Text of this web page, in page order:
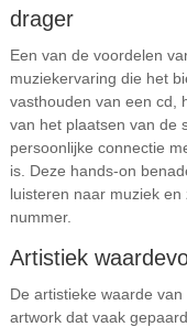
drager
Een van de voordelen
muziekervaring die het
vasthouden van een cd,
van het plaatsen van de
persoonlijke connectie
is. Deze hands-on
luisteren naar muziek
nummer.
Artistiek
De artistieke waarde
artwork dat vaak